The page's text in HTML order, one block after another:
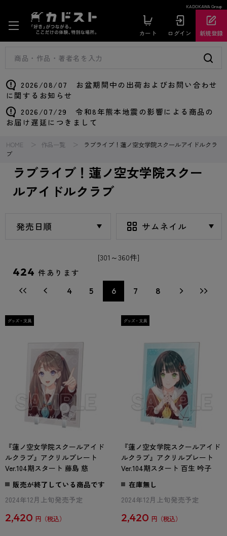
KADOKAWA Group
カート ログイン 新規登録
2026/08/07 お盆期間中の出荷およびお問い合わせ
に関するお知らせ
2026/07/29 令和8年熊本地震の影響による商品の
お届け遅延につきまして
HOME 作品一覧
ラブライブ！蓮ノ空女学院スクールアイドルクラ
ブ
ラブライブ！蓮ノ空女学院スクー
ルアイドルクラブ
[301～360件]
424 件あります
4 5 6 7 8
『蓮ノ空女学院スクールアイド
ルクラブ』アクリルプレート
Ver.104期スタート 藤島 慈
販売が終了している商品です
2024年12月上旬発売予定
2,420 円
『蓮ノ空女学院スクールアイド
ルクラブ』アクリルプレート
Ver.104期スタート 百生 吟子
在庫無し
2024年12月上旬発売予定
2,420 円